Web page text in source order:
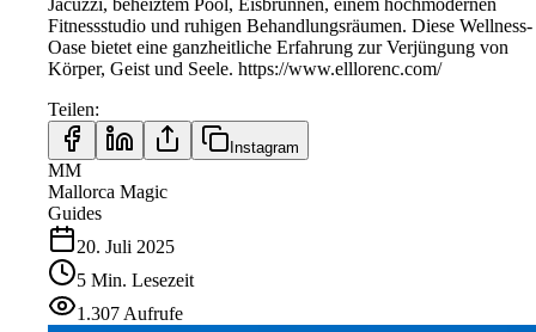
Fitnessstudio und ruhigen Behandlungsräumen. Diese Wellness-
Oase bietet eine ganzheitliche Erfahrung zur Verjüngung von
Körper, Geist und Seele. https://www.elllorenc.com/
Teilen:
Instagram
MM
Mallorca Magic
Guides
20. Juli 2025
5 Min. Lesezeit
1.307 Aufrufe